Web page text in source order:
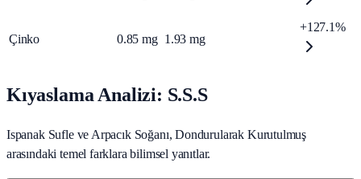
Çinko 0.85 mg 1.93 mg
+127.1%
Kıyaslama Analizi: S.S.S
Ispanak Sufle ve Arpacık Soğanı, Dondurularak Kurutulmuş
arasındaki temel farklara bilimsel yanıtlar.